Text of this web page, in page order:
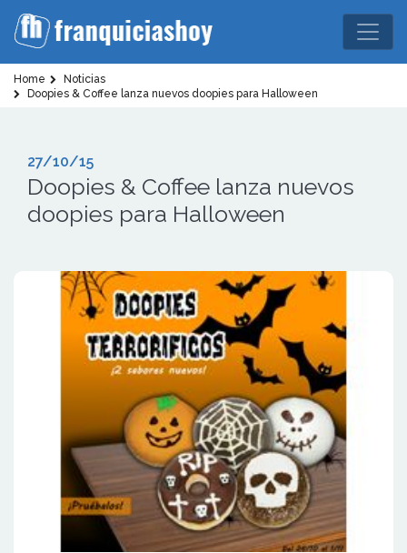
Home
Noticias
Doopies & Coffee lanza nuevos doopies para Halloween
27/10/15
Doopies & Coffee lanza nuevos
doopies para Halloween